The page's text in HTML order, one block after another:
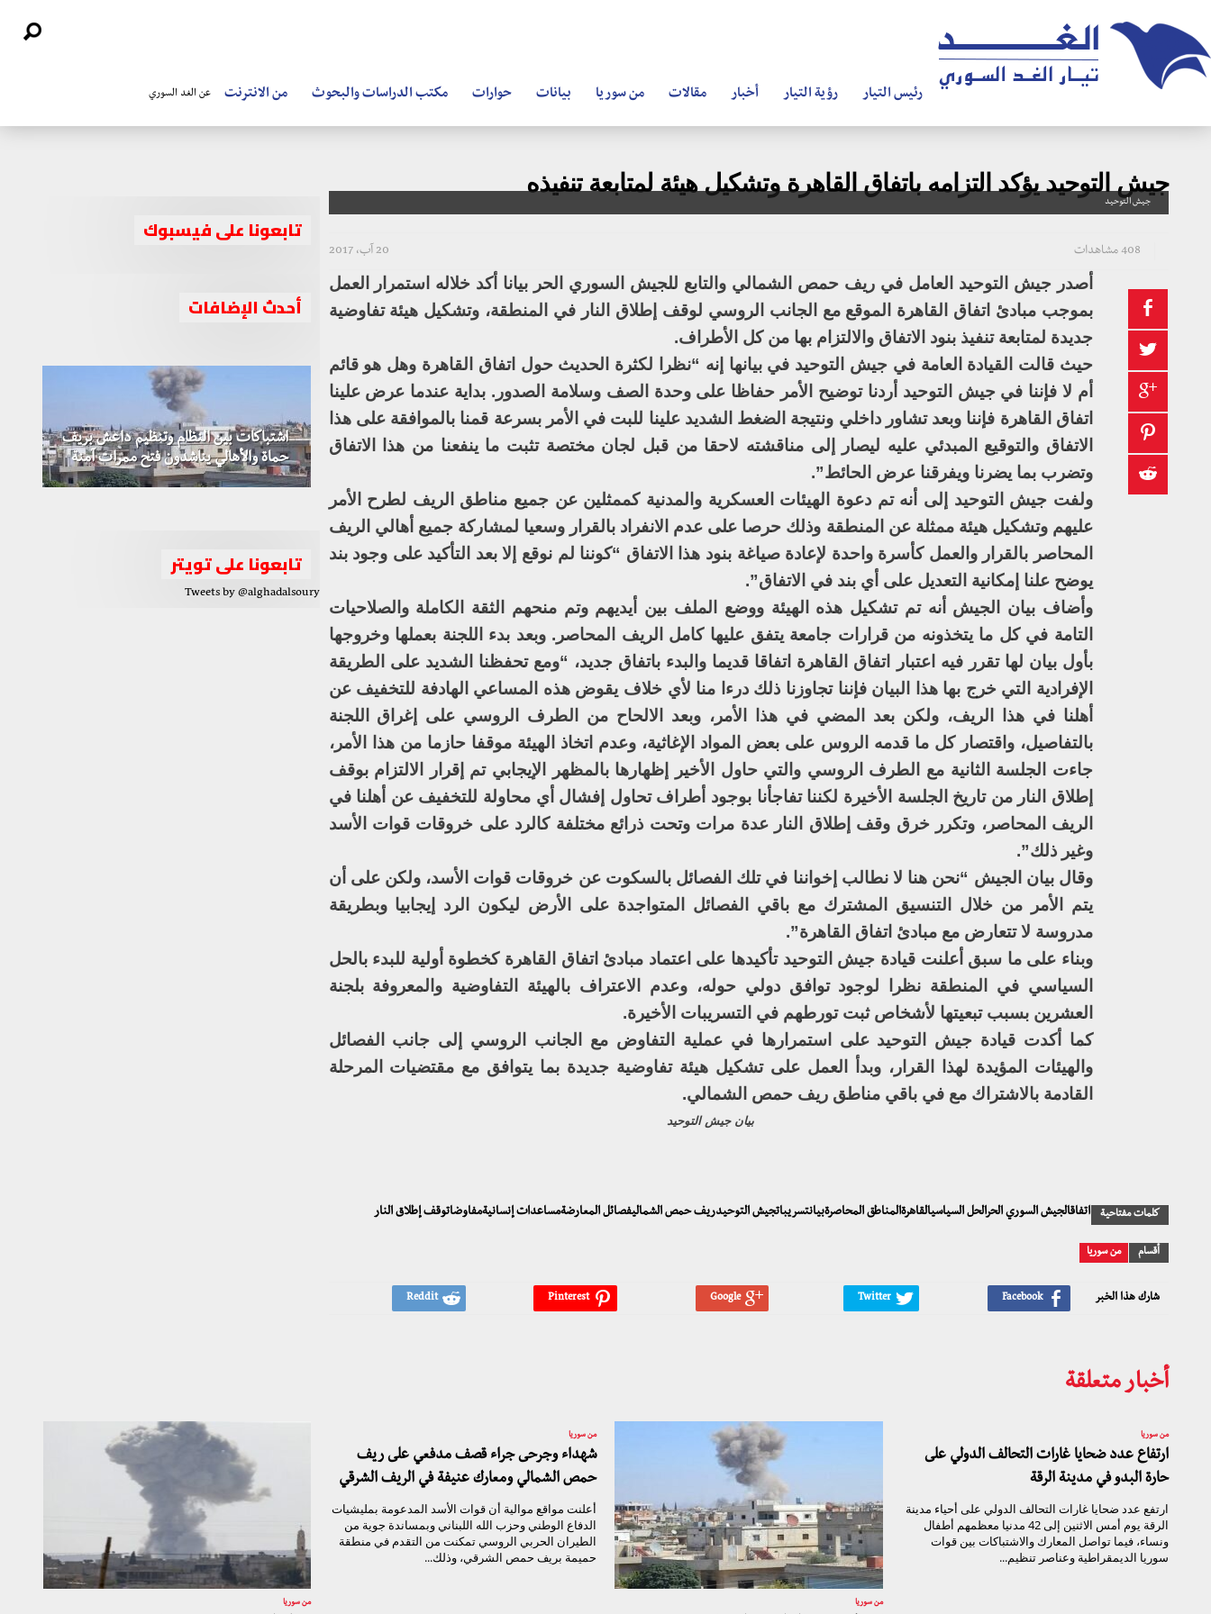
رئيس التيار رؤية التيار أخبار مقالات من سوريا بيانات حوارات مكتب الدراسات والبحوث من الانترنت عن الغد السوري
جيش التوحيد يؤكد التزامه باتفاق القاهرة وتشكيل هيئة لمتابعة تنفيذه
جيش التوحيد
20 آب، 2017 408 مشاهدات
أصدر جيش التوحيد العامل في ريف حمص الشمالي والتابع للجيش السوري الحر بيانا أكد خلاله استمرار العمل
بموجب مبادئ اتفاق القاهرة الموقع مع الجانب الروسي لوقف إطلاق النار في المنطقة، وتشكيل هيئة تفاوضية
جديدة لمتابعة تنفيذ بنود الاتفاق والالتزام بها من كل الأطراف.
حيث قالت القيادة العامة في جيش التوحيد في بيانها إنه “نظرا لكثرة الحديث حول اتفاق القاهرة وهل هو قائم
أم لا فإننا في جيش التوحيد أردنا توضيح الأمر حفاظا على وحدة الصف وسلامة الصدور. بداية عندما عرض علينا
اتفاق القاهرة فإننا وبعد تشاور داخلي ونتيجة الضغط الشديد علينا للبت في الأمر بسرعة قمنا بالموافقة على هذا
الاتفاق والتوقيع المبدئي عليه ليصار إلى مناقشته لاحقا من قبل لجان مختصة تثبت ما ينفعنا من هذا الاتفاق
وتضرب بما يضرنا ويفرقنا عرض الحائط”.
ولفت جيش التوحيد إلى أنه تم دعوة الهيئات العسكرية والمدنية كممثلين عن جميع مناطق الريف لطرح الأمر
عليهم وتشكيل هيئة ممثلة عن المنطقة وذلك حرصا على عدم الانفراد بالقرار وسعيا لمشاركة جميع أهالي الريف
المحاصر بالقرار والعمل كأسرة واحدة لإعادة صياغة بنود هذا الاتفاق “كوننا لم نوقع إلا بعد التأكيد على وجود بند
يوضح علنا إمكانية التعديل على أي بند في الاتفاق”.
وأضاف بيان الجيش أنه تم تشكيل هذه الهيئة ووضع الملف بين أيديهم وتم منحهم الثقة الكاملة والصلاحيات
التامة في كل ما يتخذونه من قرارات جامعة يتفق عليها كامل الريف المحاصر. وبعد بدء اللجنة بعملها وخروجها
بأول بيان لها تقرر فيه اعتبار اتفاق القاهرة اتفاقا قديما والبدء باتفاق جديد، “ومع تحفظنا الشديد على الطريقة
الإفرادية التي خرج بها هذا البيان فإننا تجاوزنا ذلك درءا منا لأي خلاف يقوض هذه المساعي الهادفة للتخفيف عن
أهلنا في هذا الريف، ولكن بعد المضي في هذا الأمر، وبعد الالحاح من الطرف الروسي على إغراق اللجنة
بالتفاصيل، واقتصار كل ما قدمه الروس على بعض المواد الإغاثية، وعدم اتخاذ الهيئة موقفا حازما من هذا الأمر،
جاءت الجلسة الثانية مع الطرف الروسي والتي حاول الأخير إظهارها بالمظهر الإيجابي تم إقرار الالتزام بوقف
إطلاق النار من تاريخ الجلسة الأخيرة لكننا تفاجأنا بوجود أطراف تحاول إفشال أي محاولة للتخفيف عن أهلنا في
الريف المحاصر، وتكرر خرق وقف إطلاق النار عدة مرات وتحت ذرائع مختلفة كالرد على خروقات قوات الأسد
وغير ذلك”.
وقال بيان الجيش “نحن هنا لا نطالب إخواننا في تلك الفصائل بالسكوت عن خروقات قوات الأسد، ولكن على أن
يتم الأمر من خلال التنسيق المشترك مع باقي الفصائل المتواجدة على الأرض ليكون الرد إيجابيا وبطريقة
مدروسة لا تتعارض مع مبادئ اتفاق القاهرة”.
وبناء على ما سبق أعلنت قيادة جيش التوحيد تأكيدها على اعتماد مبادئ اتفاق القاهرة كخطوة أولية للبدء بالحل
السياسي في المنطقة نظرا لوجود توافق دولي حوله، وعدم الاعتراف بالهيئة التفاوضية والمعروفة بلجنة
العشرين بسبب تبعيتها لأشخاص ثبت تورطهم في التسريبات الأخيرة.
كما أكدت قيادة جيش التوحيد على استمرارها في عملية التفاوض مع الجانب الروسي إلى جانب الفصائل
والهيئات المؤيدة لهذا القرار، وبدأ العمل على تشكيل هيئة تفاوضية جديدة بما يتوافق مع مقتضيات المرحلة
القادمة بالاشتراك مع في باقي مناطق ريف حمص الشمالي.
بيان جيش التوحيد
كلمات مفتاحية اتفاقالجيش السوري الحرالحل السياسيالقاهرةالمناطق المحاصرةبيانتسريباتجيش التوحيدريف حمص الشماليفصائل المعارضةمساعدات إنسانيةمفاوضاتوقف إطلاق النار
أقسام من سوريا
شارك هذا الخبر
تابعونا على فيسبوك
أحدث الإضافات
ارتفاع عدد ضحايا غارات التحالف الدولي
على حارة البدو في مدينة الرقة
اشتباكات بين النظام وتنظيم داعش بريف
حماة والأهالي يناشدون فتح ممرات آمنة
المجلس الإسلامي السوري يعلن نجاح
وساطة تنهي النزاع بين جيش الإسلام وفيلق
الرحمن
لافروف يشيد بدور مصر في توسيع مناطق
تابعونا على تويتر
Tweets by @alghadalsoury
أخبار متعلقة
من سوريا
ارتفاع عدد ضحايا غارات التحالف الدولي على
حارة البدو في مدينة الرقة
ارتفع عدد ضحايا غارات التحالف الدولي على أحياء مدينة
الرقة يوم أمس الاثنين إلى 42 مدنيا معظمهم أطفال
ونساء، فيما تواصل المعارك والاشتباكات بين قوات
سوريا الديمقراطية وعناصر تنظيم...
من سوريا
من سوريا
شهداء وجرحى جراء قصف مدفعي على ريف
حمص الشمالي ومعارك عنيفة في الريف الشرقي
أعلنت مواقع موالية أن قوات الأسد المدعومة بمليشيات
الدفاع الوطني وحزب الله اللبناني وبمساندة جوية من
الطيران الحربي الروسي تمكنت من التقدم في منطقة
حميمة بريف حمص الشرقي، وذلك...
من سوريا